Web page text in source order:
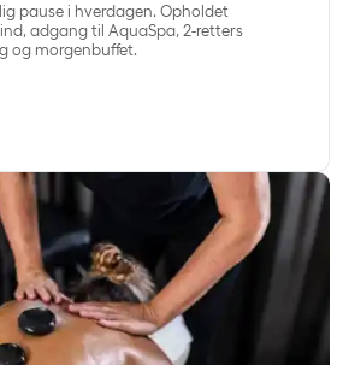
pause i hverdagen. Opholdet
adgang til AquaSpa, 2-retters
og morgenbuffet.